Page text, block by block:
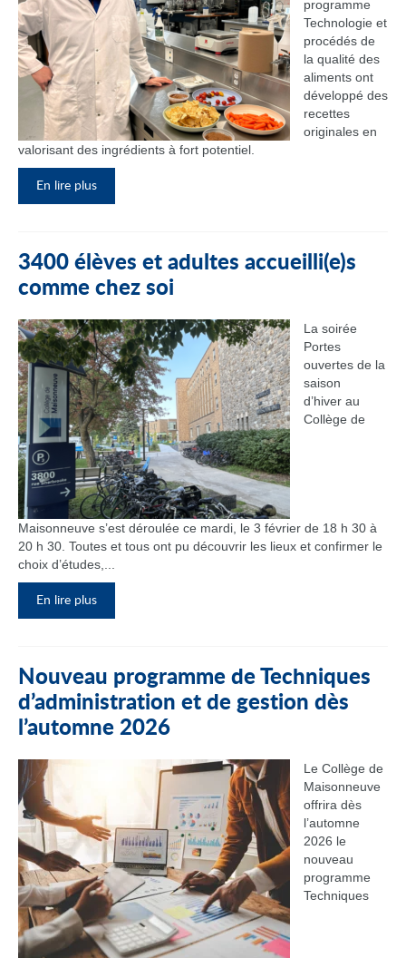
programme
Technologie et
procédés de
la qualité des
aliments ont
développé des
recettes
originales en
valorisant des ingrédients à fort potentiel.
En lire plus
3400 élèves et adultes accueilli(e)s
comme chez soi
La soirée
Portes
ouvertes de la
saison
d’hiver au
Collège de
Maisonneuve s’est déroulée ce mardi, le 3 février de 18 h 30 à
20 h 30. Toutes et tous ont pu découvrir les lieux et confirmer le
choix d’études,...
En lire plus
Nouveau programme de Techniques
d’administration et de gestion dès
l’automne 2026
Le Collège de
Maisonneuve
offrira dès
l’automne
2026 le
nouveau
programme
Techniques